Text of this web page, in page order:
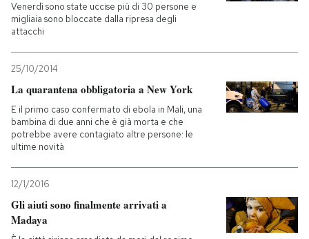
Venerdì sono state uccise più di 30 persone e
migliaia sono bloccate dalla ripresa degli
attacchi
25/10/2014
La quarantena obbligatoria a New York
E il primo caso confermato di ebola in Mali, una
bambina di due anni che è già morta e che
potrebbe avere contagiato altre persone: le
ultime novità
12/1/2016
Gli aiuti sono finalmente arrivati a
Madaya